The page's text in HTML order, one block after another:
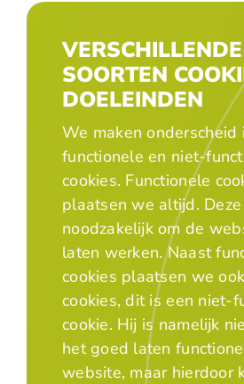
VERSCHILLENDE
SOORTEN
DOELEINDEN
We maken onderscheid
functionele en niet-
cookies. Functionele
plaatsen we altijd. Deze
noodzakelijk om de
laten werken. Naast
cookies plaatsen we
cookies, dit is een niet-
cookie. Hij is namelijk
het goed laten
website, maar hierdoor